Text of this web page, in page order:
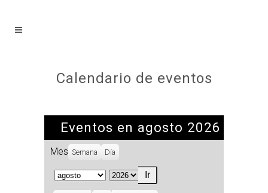
Calendario de eventos
Eventos en agosto 2026
Mes Semana Día
Mes
Año